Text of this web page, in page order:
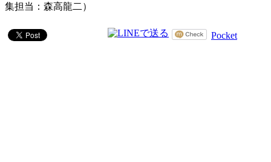
集担当：森高龍二）
Pocket